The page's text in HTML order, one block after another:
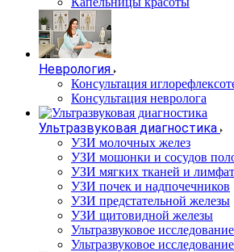
Неврология
Консультация
Консультация невролога
Ультразвуковая диагностика
УЗИ молочных желез
УЗИ мошонки и сосудов
УЗИ мягких тканей и
УЗИ почек и надпочечников
УЗИ предстательной железы
УЗИ щитовидной железы
Ультразвуковое
Ультразвуковое